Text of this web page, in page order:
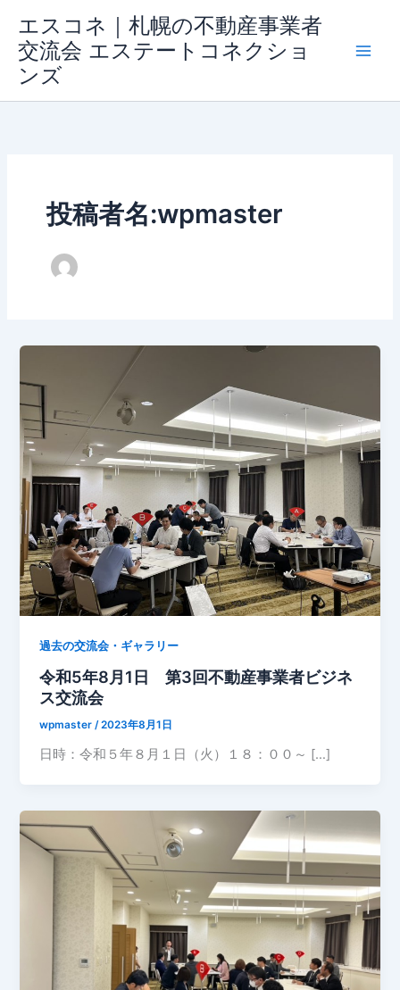
エスコネ｜札幌の不動産事業者
交流会 エステートコネクショ
ンズ
投稿者名:wpmaster
過去の交流会・ギャラリー
令和5年8月1日 第3回不動産事業者ビジネ
ス交流会
wpmaster/2023年8月1日
日時：令和５年８月１日（火）１８：００～ […]